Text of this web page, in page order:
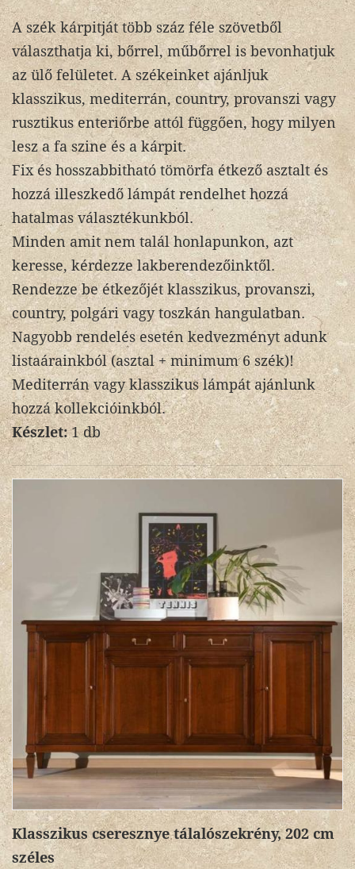
A szék kárpitját több száz féle szövetből
választhatja ki, bőrrel, műbőrrel is bevonhatjuk
az ülő felületet. A székeinket ajánljuk
klasszikus, mediterrán, country, provanszi vagy
rusztikus enteriőrbe attól függően, hogy milyen
lesz a fa szine és a kárpit.
Fix és hosszabbitható tömörfa étkező asztalt és
hozzá illeszkedő lámpát rendelhet hozzá
hatalmas választékunkból.
Minden amit nem talál honlapunkon, azt
keresse, kérdezze lakberendezőinktől.
Rendezze be étkezőjét klasszikus, provanszi,
country, polgári vagy toszkán hangulatban.
Nagyobb rendelés esetén kedvezményt adunk
listaárainkból (asztal + minimum 6 szék)!
Mediterrán vagy klasszikus lámpát ajánlunk
hozzá kollekcióinkból.
Készlet:1 db
Klasszikus cseresznye tálalószekrény, 202 cm
széles